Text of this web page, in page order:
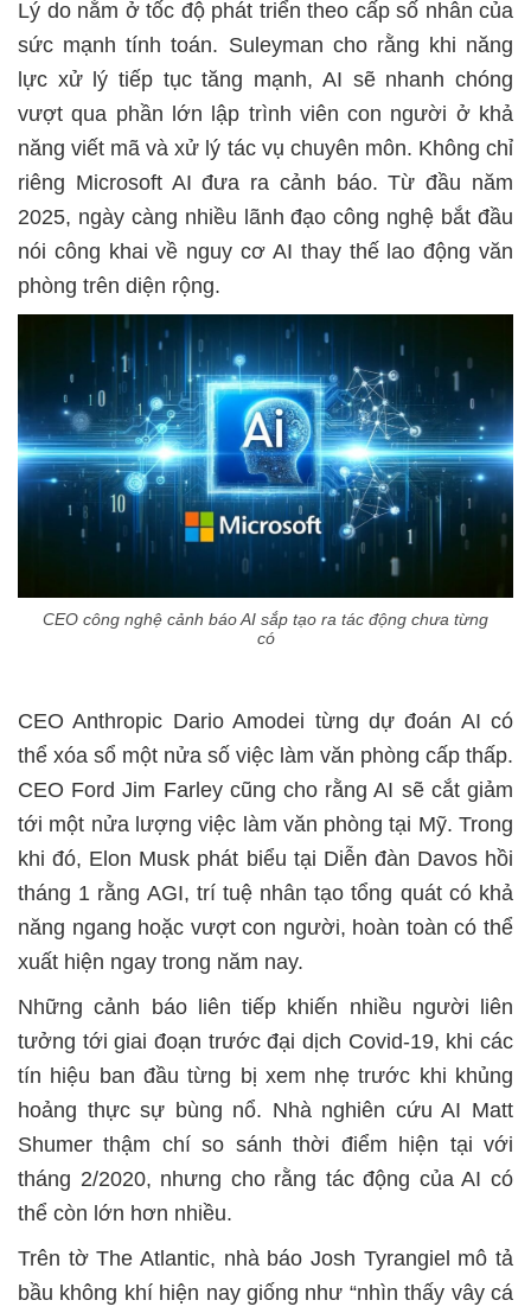
Lý do nằm ở tốc độ phát triển theo cấp số nhân của
sức mạnh tính toán. Suleyman cho rằng khi năng
lực xử lý tiếp tục tăng mạnh, AI sẽ nhanh chóng
vượt qua phần lớn lập trình viên con người ở khả
năng viết mã và xử lý tác vụ chuyên môn. Không chỉ
riêng Microsoft AI đưa ra cảnh báo. Từ đầu năm
2025, ngày càng nhiều lãnh đạo công nghệ bắt đầu
nói công khai về nguy cơ AI thay thế lao động văn
phòng trên diện rộng.
CEO công nghệ cảnh báo AI sắp tạo ra tác động chưa từng
có
CEO Anthropic Dario Amodei từng dự đoán AI có
thể xóa sổ một nửa số việc làm văn phòng cấp thấp.
CEO Ford Jim Farley cũng cho rằng AI sẽ cắt giảm
tới một nửa lượng việc làm văn phòng tại Mỹ. Trong
khi đó, Elon Musk phát biểu tại Diễn đàn Davos hồi
tháng 1 rằng AGI, trí tuệ nhân tạo tổng quát có khả
năng ngang hoặc vượt con người, hoàn toàn có thể
xuất hiện ngay trong năm nay.
Những cảnh báo liên tiếp khiến nhiều người liên
tưởng tới giai đoạn trước đại dịch Covid-19, khi các
tín hiệu ban đầu từng bị xem nhẹ trước khi khủng
hoảng thực sự bùng nổ. Nhà nghiên cứu AI Matt
Shumer thậm chí so sánh thời điểm hiện tại với
tháng 2/2020, nhưng cho rằng tác động của AI có
thể còn lớn hơn nhiều.
Trên tờ The Atlantic, nhà báo Josh Tyrangiel mô tả
bầu không khí hiện nay giống như “nhìn thấy vây cá